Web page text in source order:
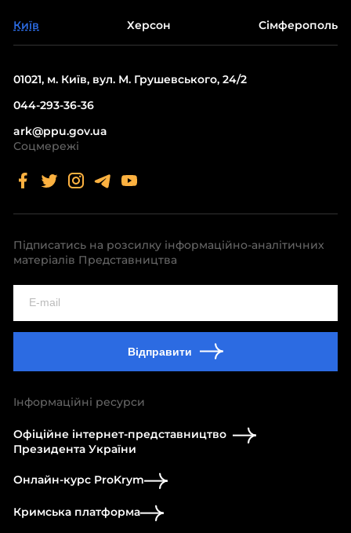
Київ Херсон Сімферополь
01021, м. Київ, вул. М. Грушевського, 24/2
044-293-36-36
ark@ppu.gov.ua
Соцмережі
Підписатись на розсилку інформаційно-аналітичних
матеріалів Представництва
Відправити
Інформаційні ресурси
Офіційне інтернет-представництво
Президента України
Онлайн-курс ProKrym
Кримська платформа